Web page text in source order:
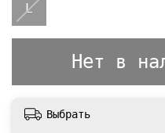
Нет в
L
Выбрать